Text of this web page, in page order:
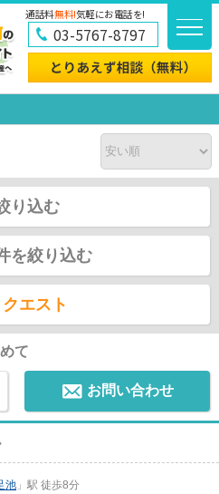
通話料無料!気軽にお電話を!
03-5767-8797
り込む
を絞り込む
エスト
て
お問い合わせ
池 」駅 徒歩8分